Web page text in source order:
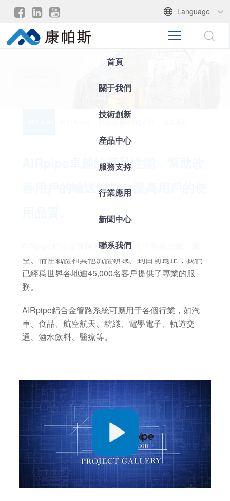
Language
首頁
關于我們
技術創新
産品中心
服務支持
行業應用
新聞中心
聯系我們
超耐腐碳鋼管路系統
AIRpipe卓越的産品性能，幫助改
善用戶的輸送能耗，提高用戶的使
AIRpipe鋁合金管路系統廣泛應用于壓縮空氣、真
空、惰性氣體和其他流體領域。到目前爲止，我們
已經爲世界各地逾45,000名客戶提供了專業的服
務。
AIRpipe鋁合金管路系統可應用于各個行業，如汽
車、食品、航空航天、紡織、電學電子、軌道交
通、酒水飲料、醫療等。